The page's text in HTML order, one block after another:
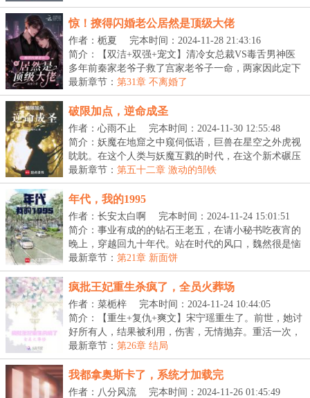
惊！撩得闪婚老公居然是顶级大佬
作者：栀夏
完本时间：2024-11-28 21:43:16
简介：【双洁+双强+宠文】清冷女总裁VS毒舌男神医
多年前秦家老爷子救了宫家老爷子一命，两家因此定下
了婚...
最新章节： 第31章 不离婚了
破限加点，逆命成圣
作者：心雨不止
完本时间：2024-11-30 12:55:48
简介：妖魔在地窟之中窥伺低语，巨兽在星空之外虎视
眈眈。在这个人类与妖魔互戮的时代，在这个新术碾压
旧...
最新章节： 第五十二章 激动的邹铁
年代，我的1995
作者：长安太白啊
完本时间：2024-11-24 15:01:51
简介：事业有成的的钻石王老五，在请小秘书吃夜宵的
晚上，穿越回九十年代。站在时代的风口，魏然很是恼
火...
最新章节： 第21章 新面饼
疯批王妃重生杀疯了，全员火葬场
作者：菜栀梓
完本时间：2024-11-24 10:44:05
简介：【重生+复仇+爽文】宋宁瑶重生了。前世，她讨
好所有人，结果被利用，伤害，无情抛弃。重活一次，
宋...
最新章节： 第26章 结局
我都拿奥斯卡了，系统才加载完
作者：八分风流
完本时间：2024-11-26 01:45:49